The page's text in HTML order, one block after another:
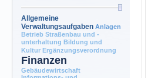
Allgemeine
Verwaltungsaufgaben Anlagen
Betrieb Straßenbau und -
unterhaltung Bildung und
Kultur Ergänzungsverordnung
Finanzen
Gebäudewirtschaft